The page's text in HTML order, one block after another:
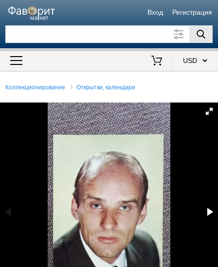
Вход Регистрация
Искать также в описании
Коллекционирование Открытки, календари